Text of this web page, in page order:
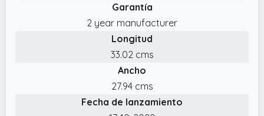
✔️ Roce superficial medio: alfombrilla para
juegos, superficie tela brinda adecuada
resistencia a patas del ratón cuando
inicia/detiene un movimiento rápido o
repentino común en juegos de bajo DPI
✔️ Fuerte, flexible y portátil: Fabricada con
materiales duraderos, la alfombrilla para
Garantía
2 year manufacturer
Longitud
33.02 cms
Ancho
27.94 cms
Fecha de lanzamiento